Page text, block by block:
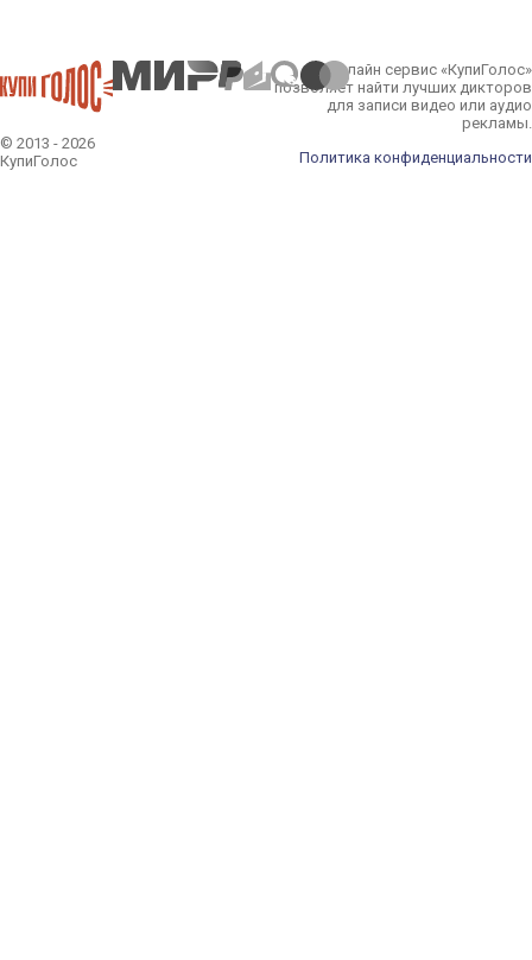
© 2013 - 2026
КупиГолос
Онлайн сервис «КупиГолос»
позволяет найти лучших дикторов
для записи видео или аудио
рекламы.
Политика конфиденциальности